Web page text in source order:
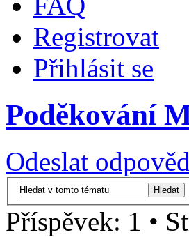
Registrovat
Přihlásit se
Poděkování
Odeslat
Příspěvek: 1 •